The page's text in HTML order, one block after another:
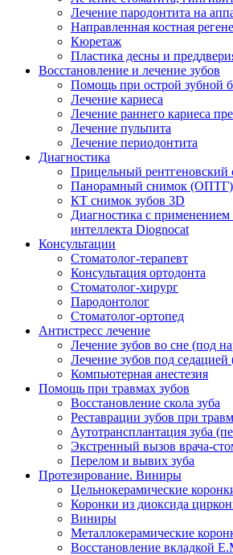
Лечение пародонтита на
Направленная костная
Кюретаж
Пластика десны и
Восстановление и лечение зубов
Помощь при острой зубной
Лечение кариеса
Лечение раннего кариеса
Лечение пульпита
Лечение периодонтита
Диагностика
Прицельный рентгеновский
Панорамный снимок (ОПТГ)
КТ снимок зубов 3D
Диагностика с применением
интеллекта Diognocat
Консультации
Стоматолог-терапевт
Консультация ортодонта
Стоматолог-хирург
Пародонтолог
Стоматолог-ортопед
Антистресс лечение
Лечение зубов во сне (под
Лечение зубов под седацией
Компьютерная анестезия
Помощь при травмах зубов
Восстановление скола зуба
Реставрации зубов при
Аутотрансплантация зуба
Экстренный вызов врача-
Перелом и вывих зуба
Протезирование. Виниры
Цельнокерамические
Коронки из диоксида
Виниры
Металлокерамические
Восстановление вкладкой